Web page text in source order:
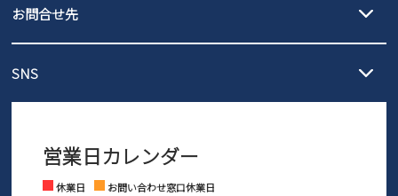
3,980円（税込）以上お買い上げで送料無料
発送日・送料詳細については
ご利用ください。
ご利用ください。
の片道無料サービスを実施中！
ントとしても安心してご利用いただけるよう、サイズ交換の受付期
さい。
お問合せ先
営業時間：11時～17時
※土日祝はお問い合わせ窓口休業日となります。
SNS
Facebook Instagram
営業日カレンダー
休業日
お問い合わせ窓口休業日